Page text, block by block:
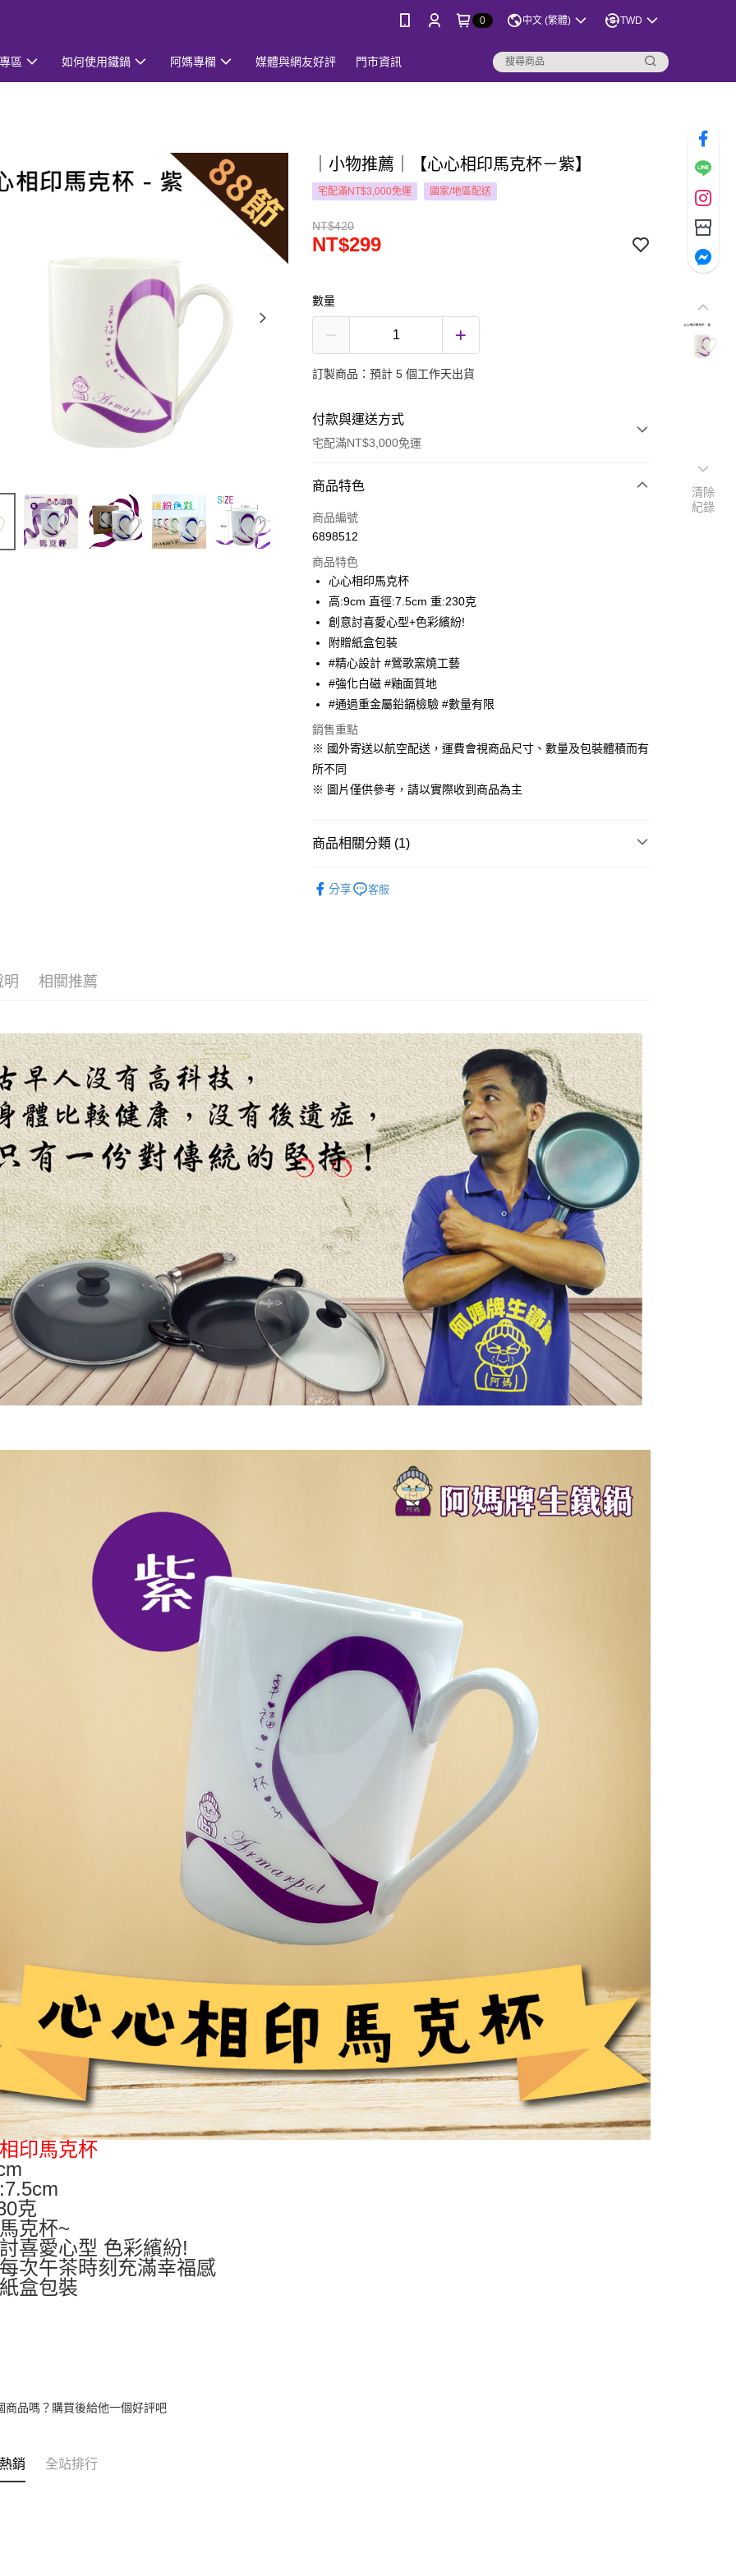
0 中文 (繁體) TWD
區 如何使用鐵鍋 阿媽專欄 媒體與網友好評 門市資訊
｜小物推薦｜【心心相印馬克杯－紫】
宅配滿NT$3,000免運 國家/地區配送
NT$420
NT$299
數量
訂製商品：預計 5 個工作天出貨
付款與運送方式
宅配滿NT$3,000免運
付款方式
信用卡一次付款
Apple Pay
街口支付
全盈+PAY
大哥付你分期
相關說明
【大哥付你分期使用說明】
2.付款方式選擇「大哥付你分期」，訂單成立後會自動跳轉到大哥付的交易
流程，驗證手機門號後，選擇欲分期的期數、繳款截止日，確認付款後即
完成交易。
3.實際核准額度、可分期數及費用金額請依後續交易確認頁面所載為準。
4.訂單成立30分鐘內，如未前往確認交易或遇審核未通過，訂單將自動取
【繳款方式說明】
1.分期款項不併入電信帳單，「大哥付你分期」於每月結算日後寄送繳費提
2.透過簡訊連結打開帳單後，可選擇「超商條碼／台灣大直營門市／銀行轉
帳／街口支付／iPASS MONEY」等通路繳費。
相關說明
【關於「AFTEE先享後付」】
AFTEE先享後付是「在收到商品之後才付款」的支付方式。 讓您購物簡單
１．簡單：不需註冊會員、不需綁卡、不需儲值。
【「AFTEE先享後付」結帳流程】
付」結帳頁面，進行簡訊認證並確認金額後，即可完成結帳。
２．訂單成立數日內，您將收到繳費通知簡訊。
【注意事項】
１．透過由恩沛科技股份有限公司提供之「AFTEE先享後付」服務完成之
交易，需依本服務之必要範圍內提供個人資料，並將交易相關給付款項請
求債權轉讓予恩沛科技股份有限公司。
２．關於個人資料處理事宜，請瀏覽以下網址：
https://aftee.tw/terms/#terms3
３．未成年的使用者請事先徵得法定代理人或監護人之同意方可使用
「AFTEE先享後付」，若未經同意申辦者引起之損失，本公司不負相關責
任。
４．使用「AFTEE先享後付」時，將依據個別帳號之用戶狀況，依本公司
即時審查核予不同之上限額度；若仍有額度不足之情形，本公司將視審查
結果請求用戶進行身份認證。
５．嚴禁一人註冊多個帳號或使用他人資訊註冊。若發現惡意使用之情
形，恩沛科技股份有限公司將有權停止該用戶之使用額度並採取法律行
動。
ATM付款
宅配滿3000免運(不含國外)
離島配送
商品特色
商品編號
6898512
商品特色
心心相印馬克杯
高:9cm 直徑:7.5cm 重:230克
創意討喜愛心型+色彩繽紛!
附贈紙盒包裝
#精心設計 #鶯歌窯燒工藝
#強化白磁 #釉面質地
#通過重金屬鉛鎘檢驗 #數量有限
銷售重點
※ 國外寄送以航空配送，運費會視商品尺寸、數量及包裝體積而有
所不同
※ 圖片僅供參考，請以實際收到商品為主
商品相關分類 (1)
分享
客服
明 相關推薦
印馬克杯
克
克杯~
喜愛心型 色彩繽紛!
次午茶時刻充滿幸福感
盒包裝
商品嗎？購買後給他一個好評吧
銷 全站排行
清除
紀錄